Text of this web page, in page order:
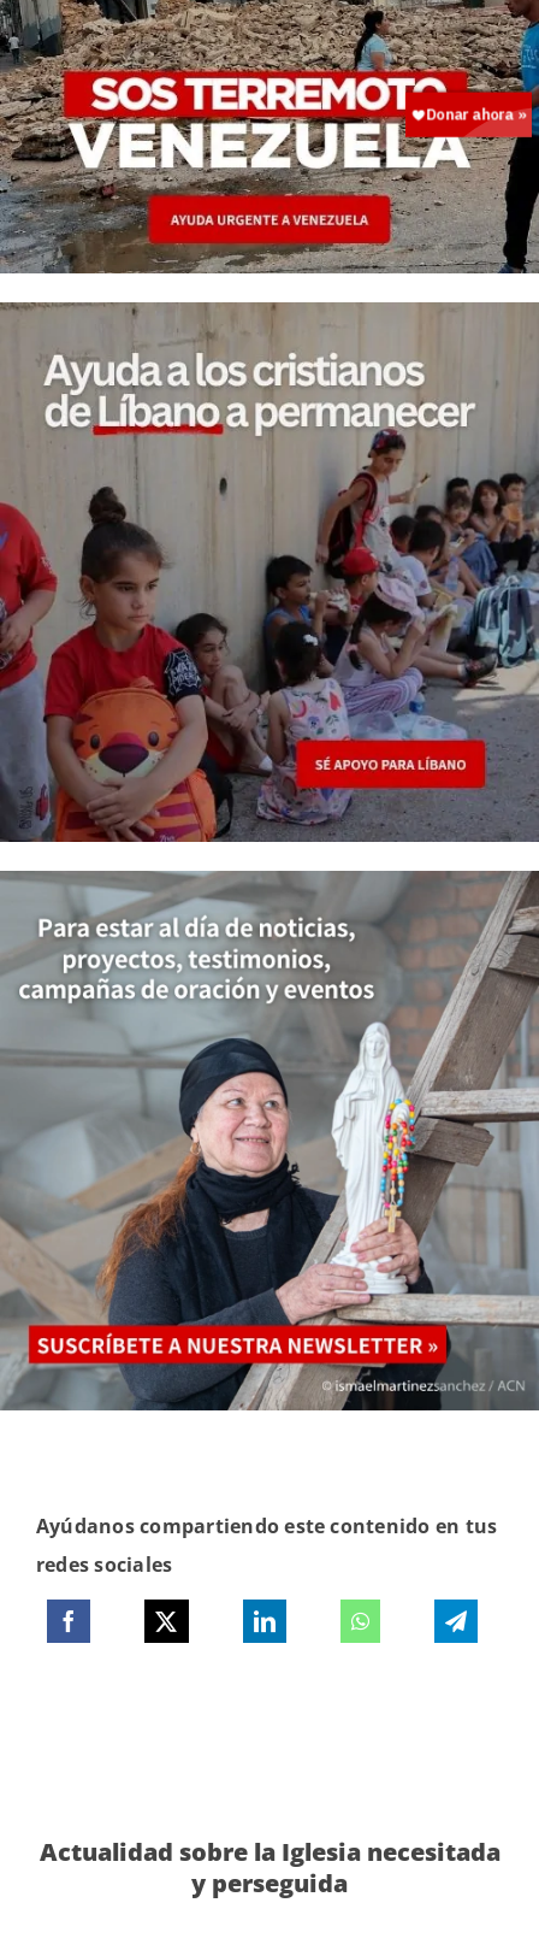
Ayúdanos compartiendo este contenido en tus
redes sociales
Actualidad sobre la Iglesia necesitada
y perseguida